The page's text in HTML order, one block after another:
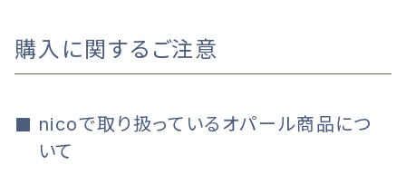
購入に関するご注意
nicoで取り扱っているオパール商品につ
いて